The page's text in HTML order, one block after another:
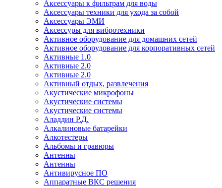
Аксессуары к фильтрам для воды
Аксессуары техники для ухода за собой
Аксессуары ЭМИ
Аксессуры для вибротехники
Активное оборудование для домашних сетей
Активное оборудование для корпоративных сетей
Активные 1.0
Активные 2.0
Активные 2.0
Активный отдых, развлечения
Акустические микрофоны
Акустические системы
Акустические системы
Аладдин Р.Д.
Алкалиновые батарейки
Алкотестеры
Альбомы и гравюры
Антенны
Антенны
Антивирусное ПО
Аппаратные ВКС решения